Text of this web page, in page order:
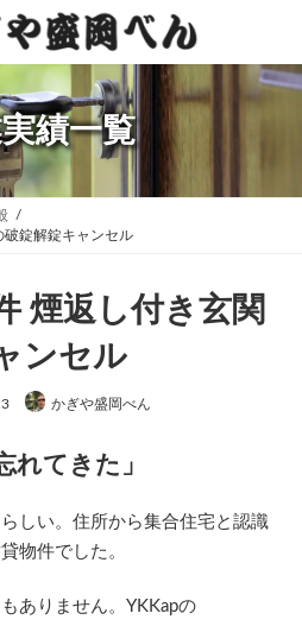
績一覧
破錠解錠キャンセル
煙返し付き玄関
ンセル
かぎや盛岡べん
れてきた」
しい。住所から集合住宅と認識
物件でした。
ありません。YKKapの